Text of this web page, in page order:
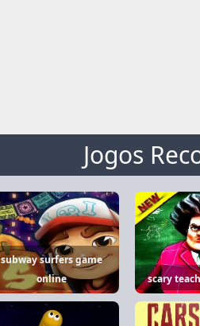
Jogos
subway surfers game
online
scary